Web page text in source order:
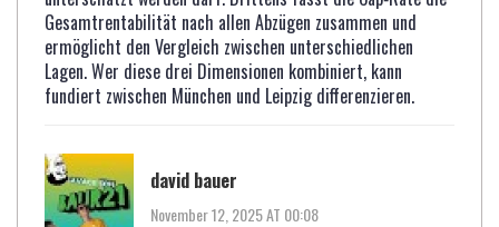
Gesamtrentabilität nach allen Abzügen zusammen und
ermöglicht den Vergleich zwischen unterschiedlichen
Lagen. Wer diese drei Dimensionen kombiniert, kann
fundiert zwischen München und Leipzig differenzieren.
david bauer
November 12, 2025 AT 00:08